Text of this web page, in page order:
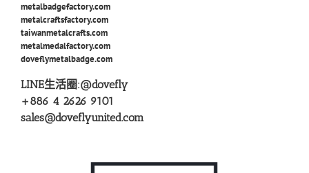
metalbadgefactory.com
metalcraftsfactory.com
taiwanmetalcrafts.com
metalmedalfactory.com
doveflymetalbadge.com
LINE生活圈:@dovefly
+886 4 2626 9101
sales@doveflyunited.com